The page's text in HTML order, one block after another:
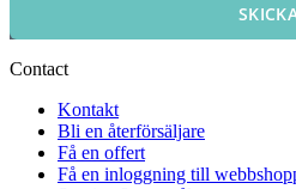
Contact
Kontakt
Bli en återförsäljare
Få en offert
Få en inloggning till